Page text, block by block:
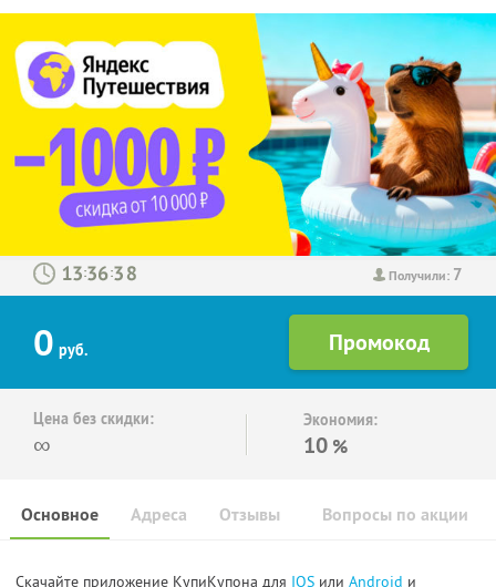
Получили: 7
: :
0 руб.
Цена без скидки:
∞
Экономия:
10 %
Основное Отзывы Вопросы по акции
Адреса
Скачайте приложение КупиКупона для IOS или Android и